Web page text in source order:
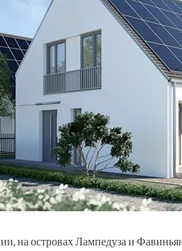
на островах Лампедуза и